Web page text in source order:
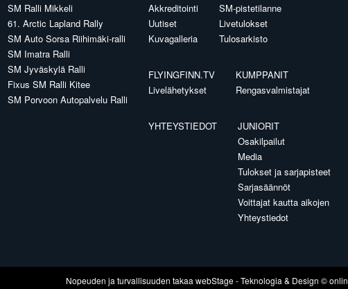
SM Ralli Mikkeli
61. Arctic Lapland Rally
SM Auto Sorsa Riihimäki-ralli
SM Imatra Ralli
SM Jyväskylä Ralli
Fixus SM Ralli Kitee
SM Porvoon Autopalvelu Ralli
Akkreditointi
Uutiset
Kuvagalleria
SM-pistetilanne
Livetulokset
Tulosarkisto
FLYINGFINN.TV
Livelähetykset
KUMPPANIT
Rengasvalmistajat
YHTEYSTIEDOT
JUNIORIT
Osakilpailut
Media
Tulokset ja sarjapisteet
Sarjasäännöt
Voittajat kautta aikojen
Yhteystiedot
Nopeuden ja turvallisuuden takaa webStage- Teknologia & Design ©